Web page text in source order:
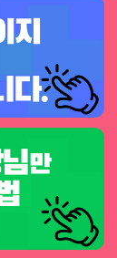
■■■